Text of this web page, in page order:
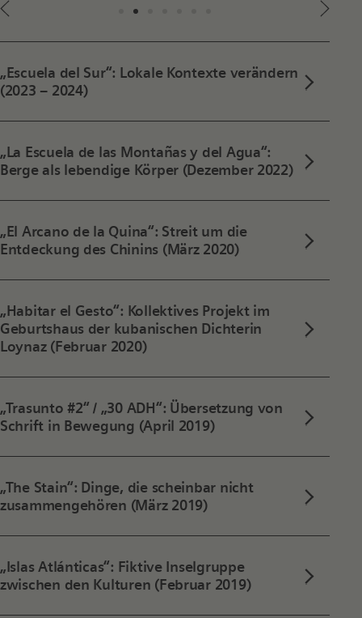
„Escuela del Sur“: Lokale Kontexte verändern
(2023 – 2024)
„La Escuela de las Montañas y del Agua“:
Berge als lebendige Körper (Dezember 2022)
„El Arcano de la Quina“: Streit um die
Entdeckung des Chinins (März 2020)
„Habitar el Gesto“: Kollektives Projekt im
Geburtshaus der kubanischen Dichterin
Loynaz (Februar 2020)
„Trasunto #2“ / „30 ADH“: Übersetzung von
Schrift in Bewegung (April 2019)
„The Stain“: Dinge, die scheinbar nicht
zusammengehören (März 2019)
„Islas Atlánticas“: Fiktive Inselgruppe
zwischen den Kulturen (Februar 2019)